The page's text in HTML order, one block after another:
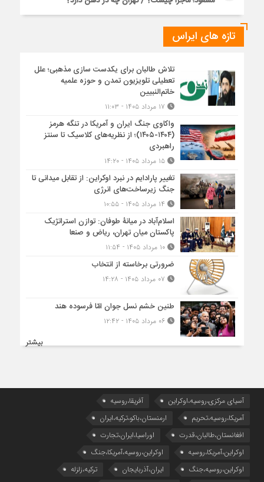
تازه های ایراس
تلاش طالبان برای یکدست سازی مذهبی؛ علل
تعطیلی تلویزیون تمدن و حوزه علمیه
خاتم‌النبیین
واکاوی جنگ ایران و آمریکا در تنگه هرمز
(۱۴۰۴-۱۴۰۵)؛ از نظریه‌های کلاسیک تا سنتز
راهبردی
۱۵ مرداد ۱۴۰۵ - ۱۴:۲۰
تغییر پارادایم در نبرد اوکراین: از تقابل میدانی تا
جنگ زیرساخت‌های انرژی
اسلام‌آباد در میانۀ طوفان: توازن استراتژیک
پاکستان میان تهران، ریاض و صنعا
۱۰ مرداد ۱۴۰۵ - ۱۱:۵۴
ضرورتی برخاسته از انتخاب
طنین خشم نسل جوان امّا فرسوده هند
۰۶ مرداد ۱۴۰۵ - ۱۲:۴۲
بیشتر
آسیای مرکزی،روسیه،اوکراین
آفریقا،روسیه
آمریکا،روسیه،تحریم
ارمنستان،باکو،ترکیه،ایران
افغانستان،طالبان،قدرت
اوراسیا،ایران،تجارت
اوکراین،آمریکا،روسیه
اوکراین،روسیه،آمریکا،جنگ
اوکراین،روسیه،جنگ
ایران،آذربایجان
ترکیه،زلزله